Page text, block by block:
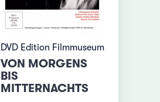
DVD Edition Filmmuseum
VON MORGENS
BIS
MITTERNACHTS